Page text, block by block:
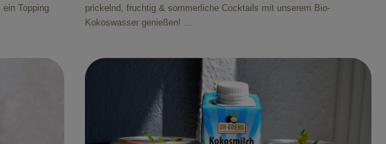
Topping
prickelnd, fruchtig & sommerliche Cocktails mit unserem Bio-
Kokoswasser genießen! ...